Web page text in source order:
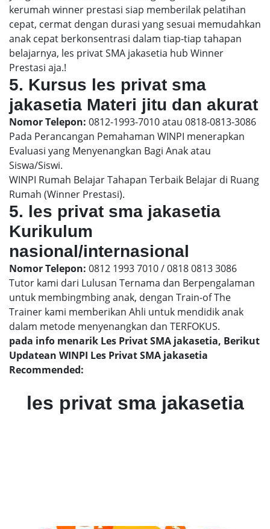
kerumah winner prestasi siap memberilak pelatihan
cepat, cermat dengan durasi yang sesuai memudahkan
anak cepat berkonsentrasi dalam tiap-tiap tahapan
belajarnya, les privat SMA jakasetia hub Winner
Prestasi aja.!
5. Kursus les privat sma
jakasetia Materi jitu dan akurat
Nomor Telepon: 0812-1993-7010 atau 0818-0813-3086
Pada Perancangan Pemahaman WINPI menerapkan
Evaluasi yang Menyenangkan Bagi Anak atau
Siswa/Siswi.
WINPI Rumah Belajar Tahapan Terbaik Belajar di Ruang
Rumah (Winner Prestasi).
5. les privat sma jakasetia
Kurikulum
nasional/internasional
Nomor Telepon: 0812 1993 7010 / 0818 0813 3086
Tutor kami dari Lulusan Ternama dan Berpengalaman
untuk membingmbing anak, dengan Train-of The
Trainer kami memberikan Ahli untuk mendidik anak
dalam metode menyenangkan dan TERFOKUS.
pada info menarik Les Privat SMA jakasetia, Berikut
Updatean WINPI Les Privat SMA jakasetia
Recommended:
les privat sma jakasetia